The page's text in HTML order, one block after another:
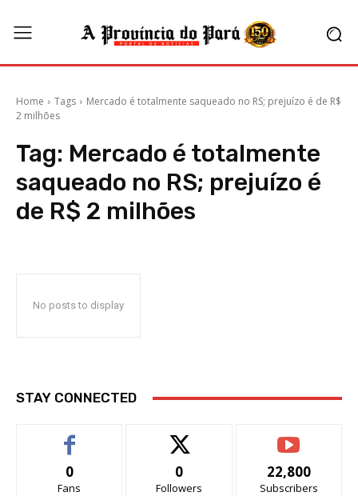
Home Tags
Mercado é totalmente saqueado no RS; prejuízo é de R$
2 milhões
Tag: Mercado é totalmente
saqueado no RS; prejuízo é
de R$ 2 milhões
No posts to display
STAY CONNECTED
0
Fans
0
Followers
22,800
Subscribers